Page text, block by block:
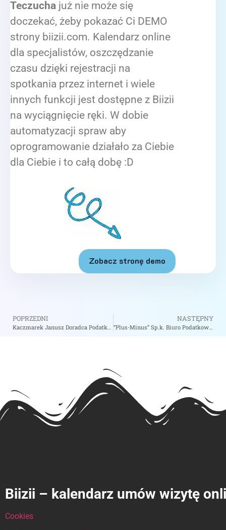
Teczucha już nie może się
doczekać, żeby pokazać Ci DEMO
strony biizii.com. Kalendarz online
dla specjalistów, oszczędzanie
czasu dzięki rejestracji na
spotkania przez internet i wiele
innych funkcji jest dostępne z Biizii
na wyciągnięcie ręki. W dobie
automatyzacji spraw aby
oprogramowanie działało za Ciebie
dla Ciebie i to całą dobę :D
Zobacz stronę demo
POPRZEDNI
Kaczmarek Janusz Doradca Podatkowy – zobacz na biizii.com
NASTĘPNY
“Plus-Minus” Sp.k. Biuro Podatkowo-Rachunkowe Jan Głaz i Wspólnicy – zobacz na biizii.com
Biizii – kalendarz umów wizytę
Cookies